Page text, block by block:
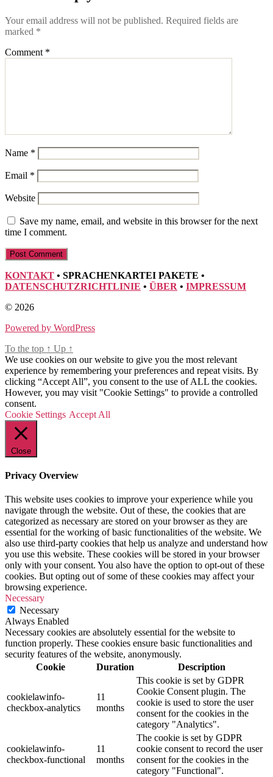
Your email address will not be published. Required fields are
marked *
Comment *
Name *
Email *
Website
Save my name, email, and website in this browser for the next
time I comment.
KONTAKT • SPRACHENKARTEI PAKETE •
DATENSCHUTZRICHTLINIE • ÜBER • IMPRESSUM
© 2026
Powered by WordPress
To the top ↑ Up ↑
We use cookies on our website to give you the most relevant
experience by remembering your preferences and repeat visits. By
clicking “Accept All”, you consent to the use of ALL the cookies.
However, you may visit "Cookie Settings" to provide a controlled
consent.
Cookie Settings Accept All
Close
Privacy Overview
This website uses cookies to improve your experience while you
navigate through the website. Out of these, the cookies that are
categorized as necessary are stored on your browser as they are
essential for the working of basic functionalities of the website. We
also use third-party cookies that help us analyze and understand how
you use this website. These cookies will be stored in your browser
only with your consent. You also have the option to opt-out of these
cookies. But opting out of some of these cookies may affect your
browsing experience.
Necessary
Necessary
Always Enabled
Necessary cookies are absolutely essential for the website to
function properly. These cookies ensure basic functionalities and
security features of the website, anonymously.
Cookie
Duration Description
cookielawinfo-
checkbox-analytics
11
months
This cookie is set by GDPR
Cookie Consent plugin. The
cookie is used to store the user
consent for the cookies in the
category "Analytics".
cookielawinfo-
checkbox-functional
11
months
The cookie is set by GDPR
cookie consent to record the user
consent for the cookies in the
category "Functional".